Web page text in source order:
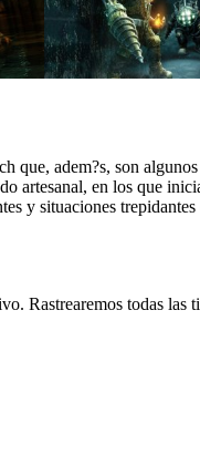
adem?s, son
artesanal, en los que
y situaciones trepidantes
Rastrearemos todas las